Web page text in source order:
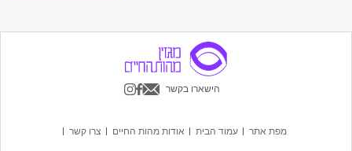
החיים
הישארו בקשר
מפת אתר עמוד הבית אודות מהות החיים צרו קשר